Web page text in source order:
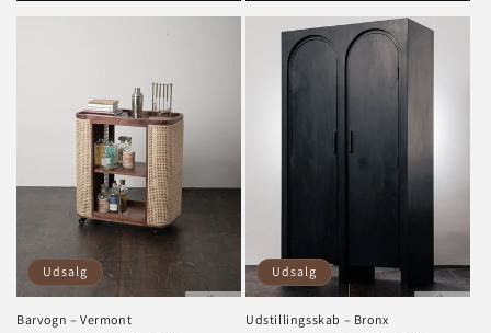
Udsalg
Barvogn – Vermont
Udsalg
Udstillingsskab – Bronx